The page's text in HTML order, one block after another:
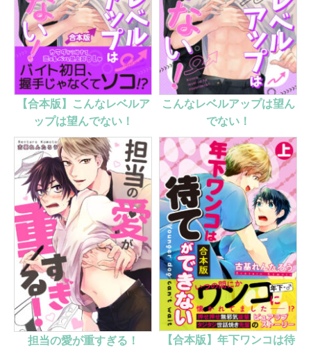
【合本版】こんなレベルア
ップは望んでない！
こんなレベルアップは望ん
でない！
担当の愛が重すぎる！
【合本版】年下ワンコは待